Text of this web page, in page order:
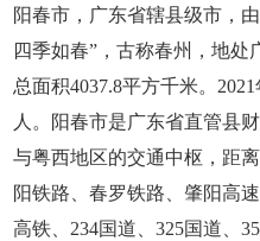
阳春市，广东省辖县级市，
四季如春”，古称春州，地处
总面积4037.8平方千米。
人。阳春市是广东省直管县
与粤西地区的交通中枢，距
阳铁路、春罗铁路、肇阳高
高铁、234国道、325国道、